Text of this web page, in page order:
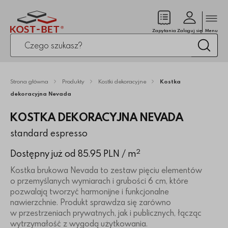
Po kliknięciu przycisku fraza zostanie wyszukana
Zapytania
(pusty)Zaloguj się Menu
Strona główna Produkty Kostki dekoracyjne
Kostka
dekoracyjna Nevada
KOSTKA DEKORACYJNA NEVADA
standard espresso
Dostępny już od 85.95 PLN / m2
Kostka brukowa Nevada to zestaw pięciu elementów
o przemyślanych wymiarach i grubości 6 cm, które
pozwalają tworzyć harmonijne i funkcjonalne
nawierzchnie. Produkt sprawdza się zarówno
w przestrzeniach prywatnych, jak i publicznych, łącząc
wytrzymałość z wygodą użytkowania.